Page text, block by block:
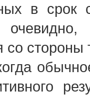
в срок
со стороны